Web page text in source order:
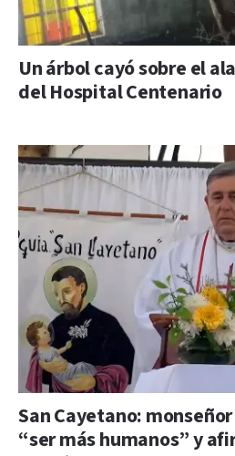
Un árbol cayó sobre el
del Hospital Centenario
San Cayetano:
“ser más humanos” y